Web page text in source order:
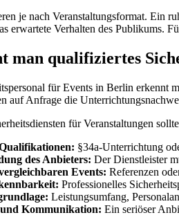
je nach Veranstaltungsformat. Ein
erwartete Verhalten des Publikums.
man qualifiziertes
für Events in Berlin erkennt
auf Anfrage die
für Veranstaltungen
§34a-Unterrichtung
des Anbieters: Der Dienstleister
Events: Referenzen
Professionelles
Leistungsumfang,
Kommunikation: Ein seriöser